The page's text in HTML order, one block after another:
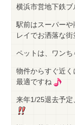
横浜市営地下鉄ブ
駅前はスーパー
レイでお洒落な街
ペットは、ワンち
物件からすぐ近
最適ですね
来年1/25退去予